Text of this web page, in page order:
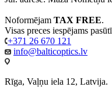
Noformējam TAX FREE.
Visas preces iespējams
+371 26 670 121
info@balticoptics.lv
Rīga, Vaļņu iela 12, Latvija.